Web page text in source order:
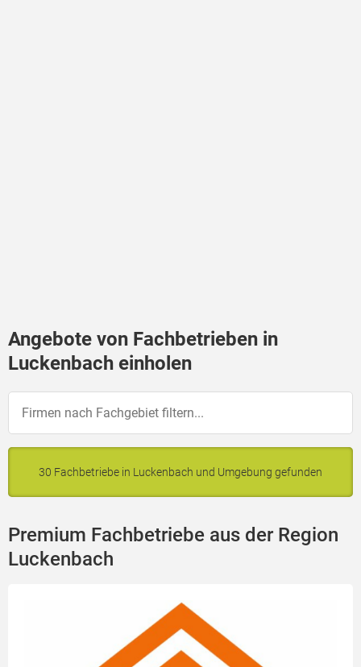
Angebote von Fachbetrieben in
Luckenbach einholen
30 Fachbetriebe in Luckenbach und Umgebung gefunden
Premium Fachbetriebe aus der Region
Luckenbach